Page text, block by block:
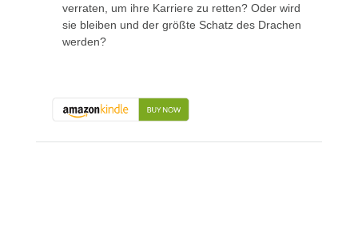
verraten, um ihre Karriere zu retten? Oder wird
sie bleiben und der größte Schatz des Drachen
werden?